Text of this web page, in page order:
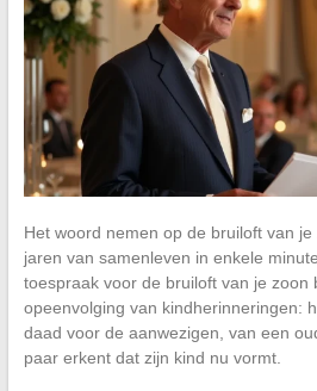
Het woord nemen op de bruiloft van
jaren van samenleven in enkele
toespraak voor de bruiloft van je zoon
opeenvolging van kindherinneringen:
daad voor de aanwezigen, van een
paar erkent dat zijn kind nu vormt.